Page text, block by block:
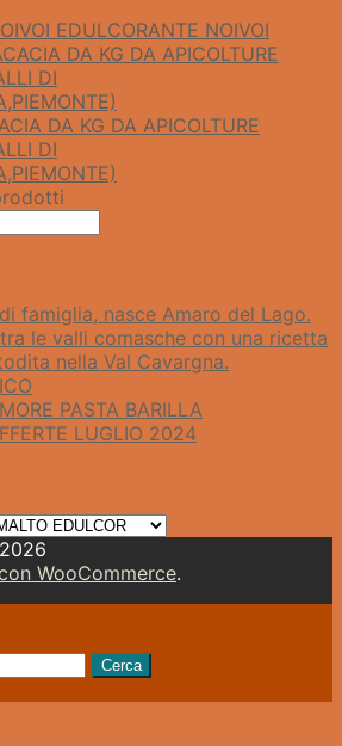
EDULCORANTE NOIVOI
DA KG DA APICOLTURE
DI
famiglia, nasce Amaro del Lago.​
le valli comasche con una ricetta
nella Val Cavargna.
PASTA BARILLA
LUGLIO 2024
WooCommerce.
Cerca